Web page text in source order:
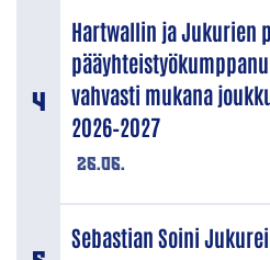
26.06.
Hartwallin ja Jukurien
vahvasti mukana
2026–2027
Sebastian Soini